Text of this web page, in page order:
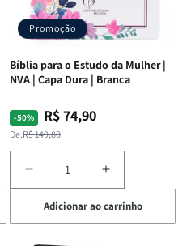
Promoção
Bíblia para o Estudo da Mulher |
NVA | Capa Dura | Branca
-50%
Preço
normal
De:R$ 149,80
Preço
promocional
R$ 74,90
Diminuir
a
quantidade
de
Aumentar
a
quantidade
de
Adicionar ao carrinho